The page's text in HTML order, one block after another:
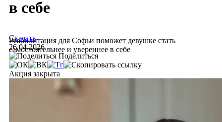
в себе
Реабилитация для Софьи поможет девушке стать
самостоятельнее и увереннее в себе
Скачать
26.04.2026
Поделиться
Акция закрыта